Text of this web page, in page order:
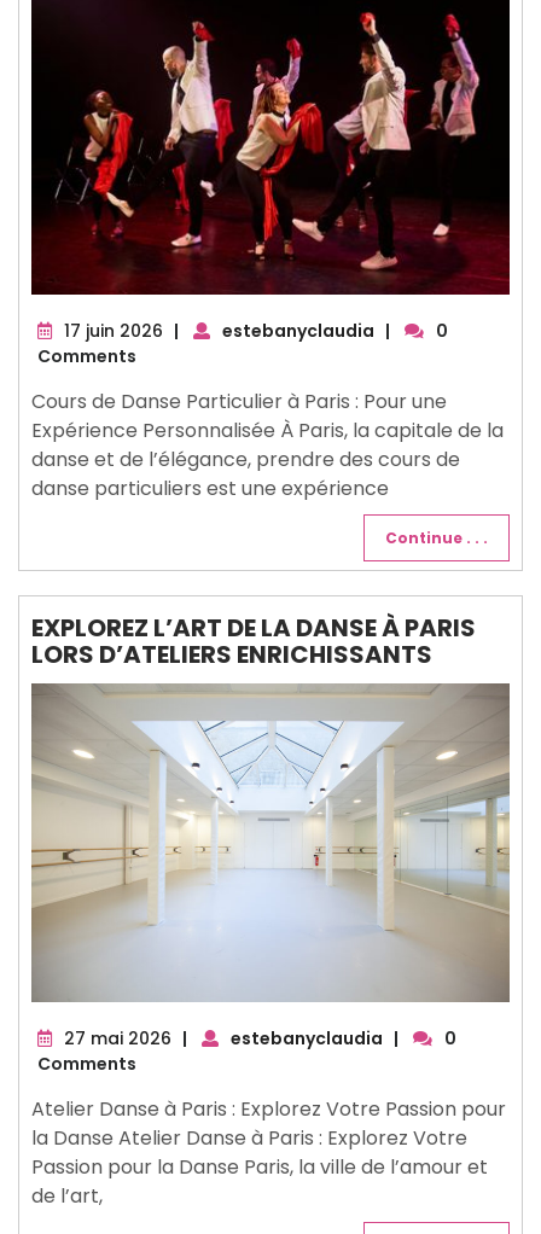
17 juin 2026 17| estebanyclaudia |
0
Comments
Cours de Danse Particulier à Paris : Pour une
Expérience Personnalisée À Paris, la capitale de la
danse et de l’élégance, prendre des cours de
danse particuliers est une expérience
Continue . . .
EXPLOREZ L’ART DE LA DANSE À PARIS
LORS D’ATELIERS ENRICHISSANTS
27 mai 2026 27
| estebanyclaudia |
0
Comments
Atelier Danse à Paris : Explorez Votre Passion pour
la Danse Atelier Danse à Paris : Explorez Votre
Passion pour la Danse Paris, la ville de l’amour et
de l’art,